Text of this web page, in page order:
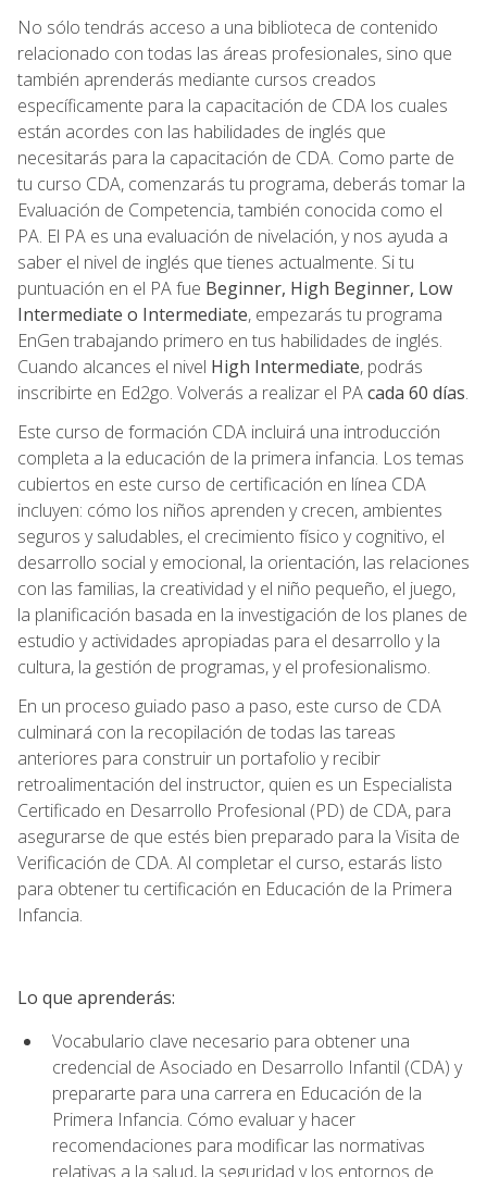
No sólo tendrás acceso a una biblioteca de contenido
relacionado con todas las áreas profesionales, sino que
también aprenderás mediante cursos creados
específicamente para la capacitación de CDA los cuales
están acordes con las habilidades de inglés que
necesitarás para la capacitación de CDA. Como parte de
tu curso CDA, comenzarás tu programa, deberás tomar la
Evaluación de Competencia, también conocida como el
PA. El PA es una evaluación de nivelación, y nos ayuda a
saber el nivel de inglés que tienes actualmente. Si tu
puntuación en el PA fue Beginner, High Beginner, Low
Intermediate o Intermediate, empezarás tu programa
EnGen trabajando primero en tus habilidades de inglés.
Cuando alcances el nivel High Intermediate, podrás
inscribirte en Ed2go. Volverás a realizar el PAcada 60 días.
Este curso de formación CDA incluirá una introducción
completa a la educación de la primera infancia. Los temas
cubiertos en este curso de certificación en línea CDA
incluyen: cómo los niños aprenden y crecen, ambientes
seguros y saludables, el crecimiento físico y cognitivo, el
desarrollo social y emocional, la orientación, las relaciones
con las familias, la creatividad y el niño pequeño, el juego,
la planificación basada en la investigación de los planes de
estudio y actividades apropiadas para el desarrollo y la
cultura, la gestión de programas, y el profesionalismo.
En un proceso guiado paso a paso, este curso de CDA
culminará con la recopilación de todas las tareas
anteriores para construir un portafolio y recibir
retroalimentación del instructor, quien es un Especialista
Certificado en Desarrollo Profesional (PD) de CDA, para
asegurarse de que estés bien preparado para la Visita de
Verificación de CDA. Al completar el curso, estarás listo
para obtener tu certificación en Educación de la Primera
Infancia.
Lo que aprenderás:
Vocabulario clave necesario para obtener una
credencial de Asociado en Desarrollo Infantil (CDA) y
prepararte para una carrera en Educación de la
Primera Infancia. Cómo evaluar y hacer
recomendaciones para modificar las normativas
relativas a la salud, la seguridad y los entornos de